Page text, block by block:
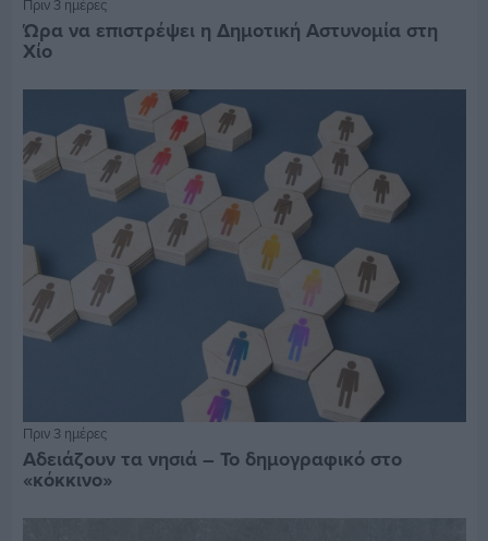
Πριν 3 ημέρες
Ώρα να επιστρέψει η Δημοτική Αστυνομία στη
Χίο
Πριν 3 ημέρες
Αδειάζουν τα νησιά – Το δημογραφικό στο
«κόκκινο»